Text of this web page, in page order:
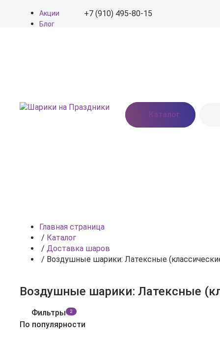
Акции
Блог
+7 (910) 495-80-15
Москва, Востряковское
шоссе, дом 7, стр. 3
Каталог
Главная страница
/ Каталог
/ Доставка шаров
/
Воздушные шарики: Латексные
Воздушные шарики:
Фильтры 2
По популярности